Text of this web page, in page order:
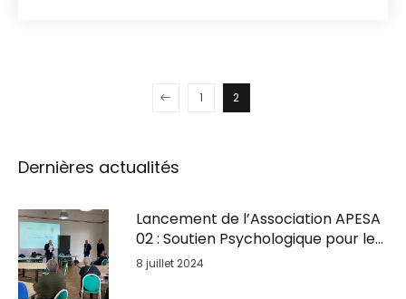
Dernières actualités
Lancement de l’Association APESA
02 : Soutien Psychologique pour les
Entrepreneurs en Détresse
8 juillet 2024
1 2